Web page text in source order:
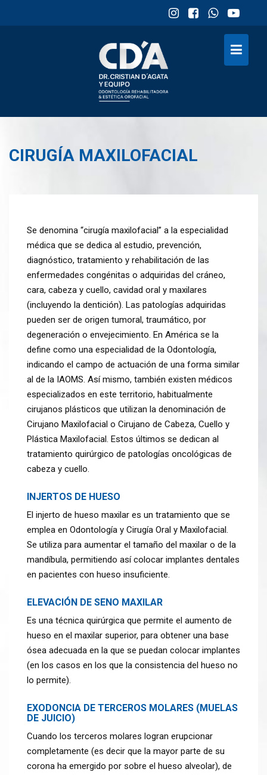
CIRUGÍA MAXILOFACIAL
Se denomina “cirugía maxilofacial” a la especialidad
médica que se dedica al estudio, prevención,
diagnóstico, tratamiento y rehabilitación de las
enfermedades congénitas o adquiridas del cráneo,
cara, cabeza y cuello, cavidad oral y maxilares
(incluyendo la dentición). Las patologías adquiridas
pueden ser de origen tumoral, traumático, por
degeneración o envejecimiento. En América se la
define como una especialidad de la Odontología,
indicando el campo de actuación de una forma similar
al de la IAOMS. Así mismo, también existen médicos
especializados en este territorio, habitualmente
cirujanos plásticos que utilizan la denominación de
Cirujano Maxilofacial o Cirujano de Cabeza, Cuello y
Plástica Maxilofacial. Estos últimos se dedican al
tratamiento quirúrgico de patologías oncológicas de
cabeza y cuello.
INJERTOS DE HUESO
El injerto de hueso maxilar es un tratamiento que se
emplea en Odontología y Cirugía Oral y Maxilofacial.
Se utiliza para aumentar el tamaño del maxilar o de la
mandíbula, permitiendo así colocar implantes dentales
en pacientes con hueso insuficiente.
ELEVACIÓN DE SENO MAXILAR
Es una técnica quirúrgica que permite el aumento de
hueso en el maxilar superior, para obtener una base
ósea adecuada en la que se puedan colocar implantes
(en los casos en los que la consistencia del hueso no
lo permite).
EXODONCIA DE TERCEROS MOLARES (MUELAS
DE JUICIO)
Cuando los terceros molares logran erupcionar
completamente (es decir que la mayor parte de su
corona ha emergido por sobre el hueso alveolar), de